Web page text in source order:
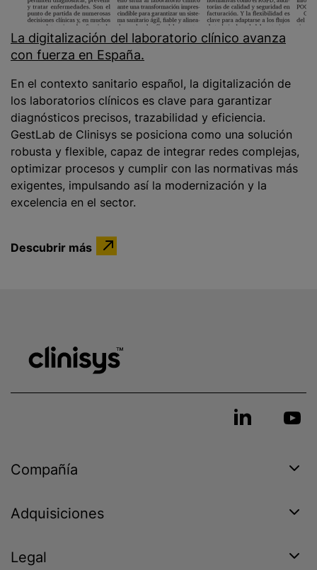
La digitalización del laboratorio clínico avanza
con fuerza en España.
En el contexto sanitario español, la digitalización de
los laboratorios clínicos es clave para garantizar
diagnósticos precisos, trazabilidad y eficiencia.
GestLab de Clinisys se posiciona como una solución
robusta y flexible, capaz de integrar redes complejas,
optimizar procesos y cumplir con las normativas más
exigentes, impulsando así la modernización y la
excelencia en el sector.
Descubrir más
Compañía
Adquisiciones
Legal